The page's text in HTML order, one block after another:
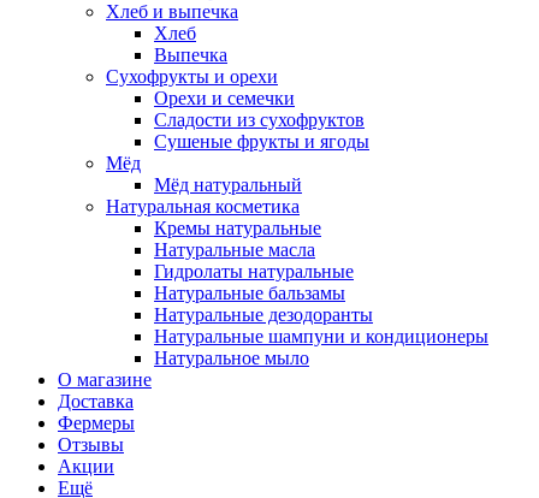
Хлеб и выпечка
Хлеб
Выпечка
Сухофрукты и орехи
Орехи и семечки
Сладости из сухофруктов
Сушеные фрукты и ягоды
Мёд
Мёд натуральный
Натуральная косметика
Кремы натуральные
Натуральные масла
Гидролаты натуральные
Натуральные бальзамы
Натуральные дезодоранты
Натуральные шампуни и кондиционеры
Натуральное мыло
О магазине
Доставка
Фермеры
Отзывы
Акции
Ещё